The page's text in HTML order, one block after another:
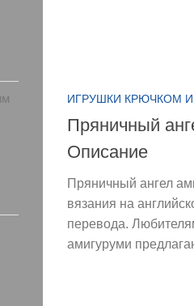
ИГРУШКИ КРЮЧКОМ
Пряничный
Описание
Пряничный ангел
вязания на
перевода.
амигуруми